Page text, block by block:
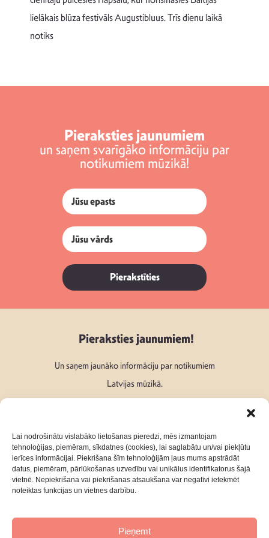
Lai nodrošinātu vislabāko lietošanas pieredzi, mēs izmantojam
tehnoloģijas, piemēram, sīkdatnes (cookies), lai saglabātu un/vai piekļūtu
ierīces informācijai. Piekrišana šīm tehnoloģijām ļaus mums apstrādāt
datus, piemēram, pārlūkošanas uzvedību vai unikālus identifikatorus šajā
vietnē. Nepiekrišana vai piekrišanas atsaukšana var negatīvi ietekmēt
noteiktas funkcijas un vietnes darbību.
Pieņemt
lielākais blūza festivāls Augustibluus. Trīs dienu laikā
notiks
Pieraksties jaunumiem
un saņem svarīgāko informāciju par
notikumiem mūzikā!
Pierakstīties
Pieraksties jaunumiem!
Un saņem jaunāko informāciju par notikumiem
Latvijas mūzikā.
Seko mums: